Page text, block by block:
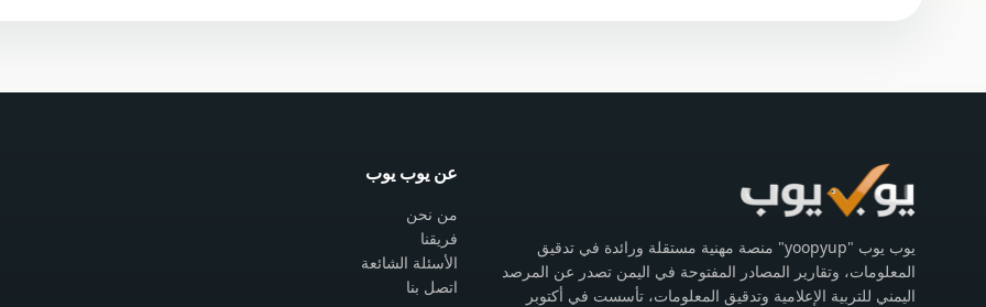
يوب يوب "yoopyup" منصة مهنية مستقلة ورائدة في تدقيق
المعلومات، وتقارير المصادر المفتوحة في اليمن تصدر عن المرصد
اليمني للتربية الإعلامية وتدقيق المعلومات، تأسست في أكتوبر
عن يوب يوب
من نحن
فريقنا
الأسئلة الشائعة
اتصل بنا